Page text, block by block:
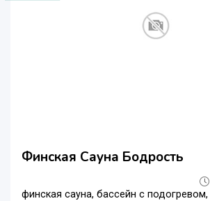
Финская Сауна Бодрость
финская сауна, бассейн с